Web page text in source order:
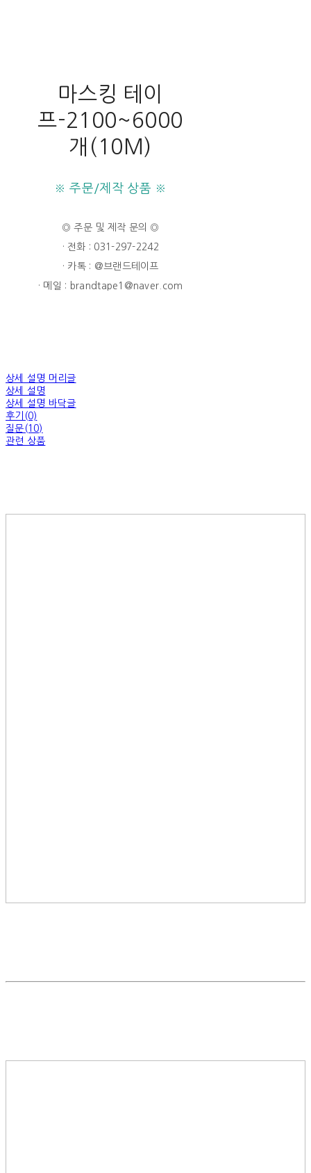
마스킹 테이
프-2100~6000
개(10M)
※ 주문/제작 상품 ※
◎ 주문 및 제작 문의 ◎
· 전화 : 031-297-2242
· 카톡 : @브랜드테이프
· 메일 : brandtape1@naver.com
상세 설명 머리글
상세 설명
상세 설명 바닥글
후기(0)
질문(10)
관련 상품